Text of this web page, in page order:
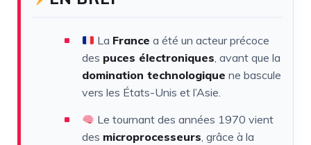
La France a été un acteur précoce
des puces électroniques, avant que la
domination technologique ne bascule
vers les États-Unis et l’Asie.
Le tournant des années 1970 vient
des microprocesseurs, grâce à la